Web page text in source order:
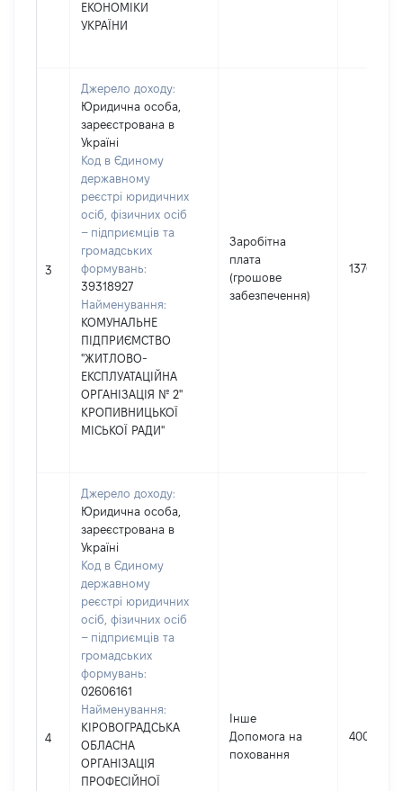
ЕКОНОМІКИ
УКРАЇНИ
3
Джерело доходу:
Юридична особа,
зареєстрована в
Україні
Код в Єдиному
державному
реєстрі юридичних
осіб, фізичних осіб
– підприємців та
громадських
формувань:
39318927
Найменування:
КОМУНАЛЬНЕ
ПІДПРИЄМСТВО
"ЖИТЛОВО-
ЕКСПЛУАТАЦІЙНА
ОРГАНІЗАЦІЯ № 2"
КРОПИВНИЦЬКОЇ
МІСЬКОЇ РАДИ"
Заробітна
плата
(грошове
забезпечення)
137645
4
Джерело доходу:
Юридична особа,
зареєстрована в
Україні
Код в Єдиному
державному
реєстрі юридичних
осіб, фізичних осіб
– підприємців та
громадських
формувань:
02606161
Найменування:
КІРОВОГРАДСЬКА
ОБЛАСНА
ОРГАНІЗАЦІЯ
ПРОФЕСІЙНОЇ
Інше
Допомога на
поховання
4000